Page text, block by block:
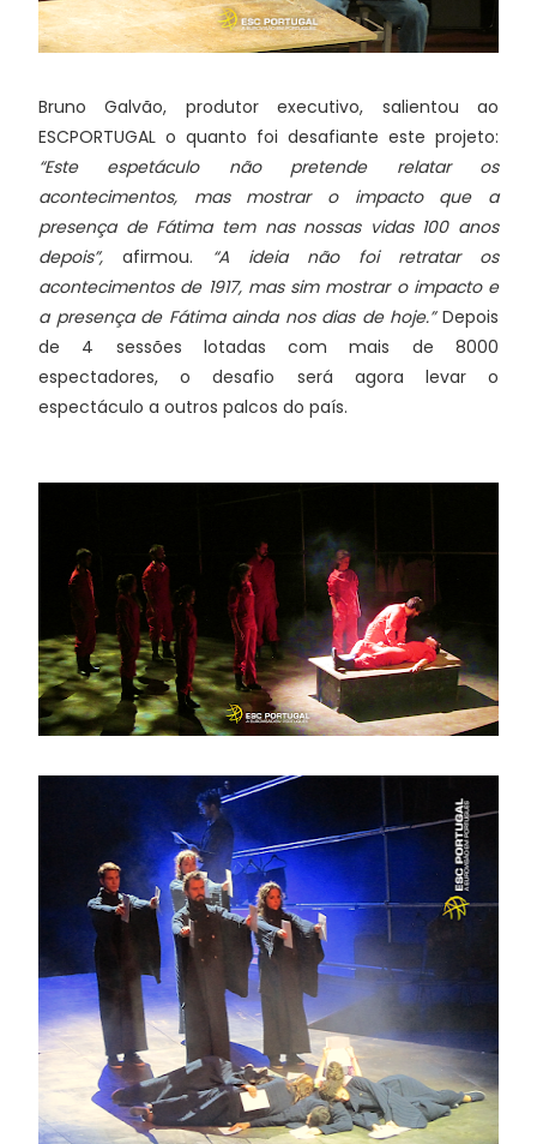
Bruno Galvão, produtor executivo, salientou ao
ESCPORTUGAL o quanto foi desafiante este projeto:
“Este espetáculo não pretende relatar os
acontecimentos, mas mostrar o impacto que a
presença de Fátima tem nas nossas vidas 100 anos
depois”, afirmou. “A ideia não foi retratar os
acontecimentos de 1917, mas sim mostrar o impacto e
a presença de Fátima ainda nos dias de hoje.” Depois
de 4 sessões lotadas com mais de 8000
espectadores, o desafio será agora levar o
espectáculo a outros palcos do país.